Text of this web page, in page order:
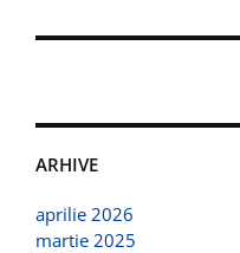
ARHIVE
aprilie 2026
martie 2025